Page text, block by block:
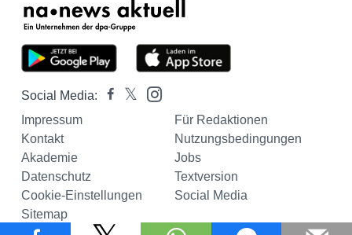
Social Media:
Impressum
Für Redaktionen
Kontakt
Nutzungsbedingungen
Akademie
Jobs
Datenschutz
Textversion
Cookie-Einstellungen
Social Media
Sitemap